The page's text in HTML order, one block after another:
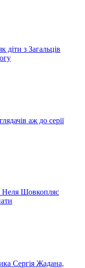
діти з Загальців
аж до серії
Неля Шовкопляс
Сергія Жадана,